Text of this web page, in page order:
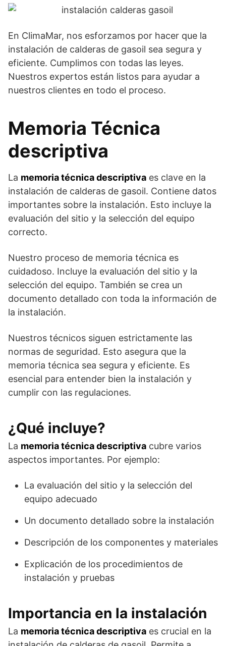
En ClimaMar, nos esforzamos por hacer que la
instalación de calderas de gasoil sea segura y
eficiente. Cumplimos con todas las leyes.
Nuestros expertos están listos para ayudar a
nuestros clientes en todo el proceso.
Memoria Técnica
descriptiva
La memoria técnica descriptiva es clave en la
instalación de calderas de gasoil. Contiene datos
importantes sobre la instalación. Esto incluye la
evaluación del sitio y la selección del equipo
correcto.
Nuestro proceso de memoria técnica es
cuidadoso. Incluye la evaluación del sitio y la
selección del equipo. También se crea un
documento detallado con toda la información de
la instalación.
Nuestros técnicos siguen estrictamente las
normas de seguridad. Esto asegura que la
memoria técnica sea segura y eficiente. Es
esencial para entender bien la instalación y
cumplir con las regulaciones.
¿Qué incluye?
La memoria técnica descriptiva cubre varios
aspectos importantes. Por ejemplo:
La evaluación del sitio y la selección del
equipo adecuado
Un documento detallado sobre la instalación
Descripción de los componentes y materiales
Explicación de los procedimientos de
instalación y pruebas
Importancia en la instalación
La memoria técnica descriptiva es crucial en la